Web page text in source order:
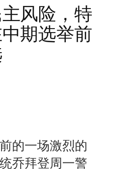
风险，特
期选举前
的一场激烈的
乔拜登周一警